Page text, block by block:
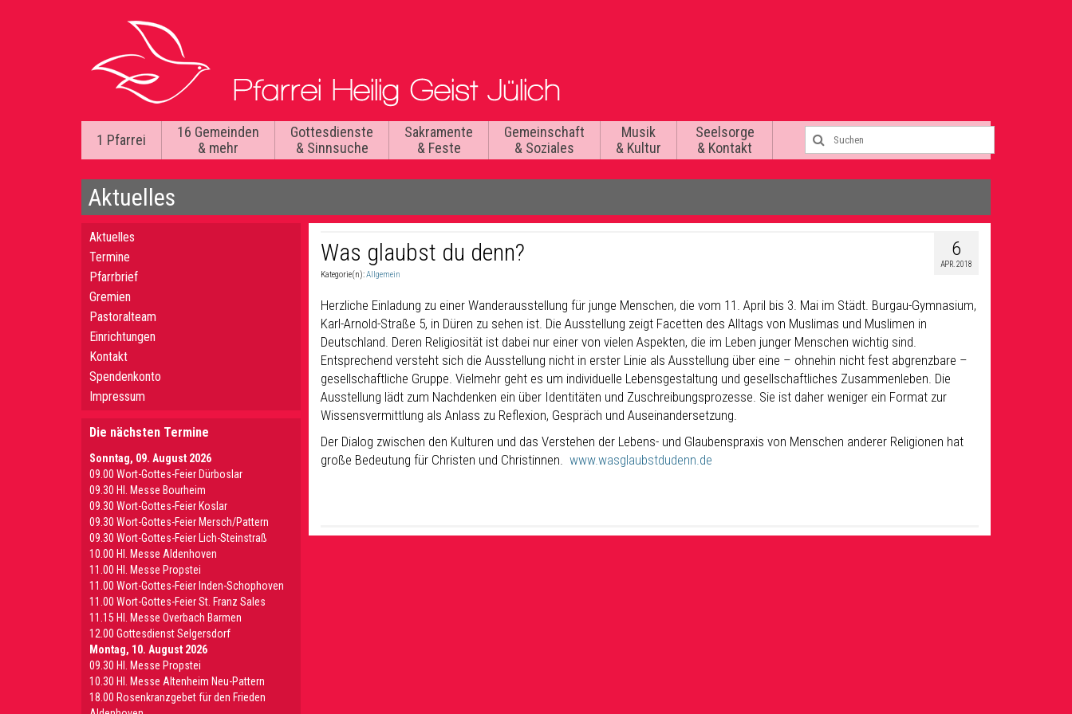
1 Pfarrei
16 Gemeinden
& mehr
Gottesdienste
& Sinnsuche
Sakramente
& Feste
Gemeinschaft
& Soziales
Musik
& Kultur
Seelsorge
& Kontakt
Aktuelles
6
APR. 2018
Was glaubst du denn?
Kategorie(n):Allgemein
Herzliche Einladung zu einer Wanderausstellung für junge Menschen, die vom 11. April bis 3. Mai im Städt. Burgau-Gymnasium,
Karl-Arnold-Straße 5, in Düren zu sehen ist. Die Ausstellung zeigt Facetten des Alltags von Muslimas und Muslimen in
Deutschland. Deren Religiosität ist dabei nur einer von vielen Aspekten, die im Leben junger Menschen wichtig sind.
Entsprechend versteht sich die Ausstellung nicht in erster Linie als Ausstellung über eine – ohnehin nicht fest abgrenzbare –
gesellschaftliche Gruppe. Vielmehr geht es um individuelle Lebensgestaltung und gesellschaftliches Zusammenleben. Die
Ausstellung lädt zum Nachdenken ein über Identitäten und Zuschreibungsprozesse. Sie ist daher weniger ein Format zur
Wissensvermittlung als Anlass zu Reflexion, Gespräch und Auseinandersetzung.
Der Dialog zwischen den Kulturen und das Verstehen der Lebens- und Glaubenspraxis von Menschen anderer Religionen hat
große Bedeutung für Christen und Christinnen. www.wasglaubstdudenn.de
Aktuelles
Termine
Pfarrbrief
Gremien
Pastoralteam
Einrichtungen
Kontakt
Spendenkonto
Impressum
Die nächsten Termine
Sonntag, 09. August 2026
09.00 Wort-Gottes-Feier Dürboslar
09.30 HI. Messe Bourheim
09.30 Wort-Gottes-Feier Koslar
09.30 Wort-Gottes-Feier Mersch/Pattern
09.30 Wort-Gottes-Feier Lich-Steinstraß
10.00 Hl. Messe Aldenhoven
11.00 Hl. Messe Propstei
11.00 Wort-Gottes-Feier Inden-Schophoven
11.00 Wort-Gottes-Feier St. Franz Sales
11.15 Hl. Messe Overbach Barmen
12.00 Gottesdienst Selgersdorf
Montag, 10. August 2026
09.30 Hl. Messe Propstei
10.30 Hl. Messe Altenheim Neu-Pattern
18.00 Rosenkranzgebet für den Frieden